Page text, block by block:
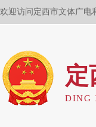
欢迎访问定西市文体广电
定
DING